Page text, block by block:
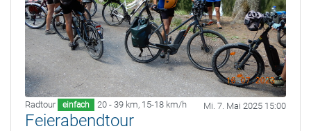
Radtour einfach 20 - 39 km, 15-18 km/h Mi. 7. Mai 2025 15:00
Feierabendtour